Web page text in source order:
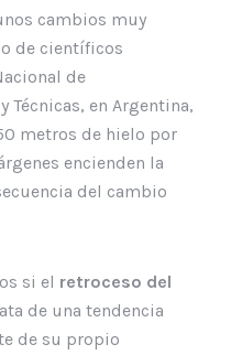
cambios muy
de científicos
de
Técnicas, en Argentina,
metros de hielo por
encienden la
del cambio
si el retroceso del
de una tendencia
de su propio